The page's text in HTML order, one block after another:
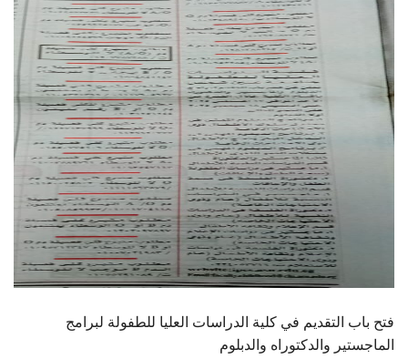
سياسات جامعة عين شمس
إستراتيجية التعليم والتعلم (الجامعة)
فتح باب التقديم في كلية الدراسات العليا للطفولة لبرامج
الماجستير والدكتوراه والدبلوم